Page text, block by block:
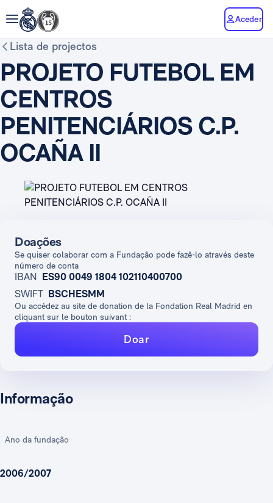
Aceder
Lista de projectos
PROJETO FUTEBOL EM
CENTROS
PENITENCIÁRIOS C.P.
OCAÑA II
Informação
Ano da fundação
2006/2007
Doações
Se quiser colaborar com a Fundação pode fazê-lo através deste
número de conta
IBAN ES90 0049 1804 102110400700
SWIFT BSCHESMM
Ou accédez au site de donation de la Fondation Real Madrid en
cliquant sur le bouton suivant :
Doar